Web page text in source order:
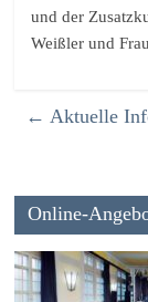
und der
Weißler und
← Aktuelle
Online-